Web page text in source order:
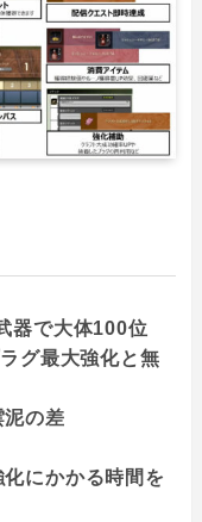
器で大体100位
グ最大強化と無
泥の差
にかかる時間を